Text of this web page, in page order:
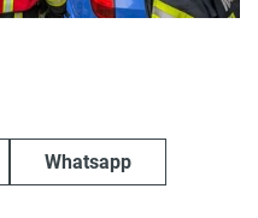
Whatsapp